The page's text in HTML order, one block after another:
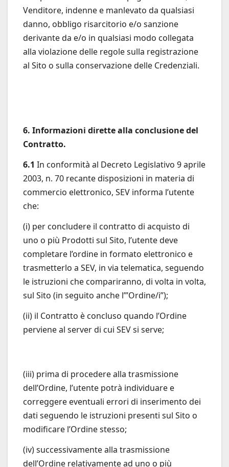
Venditore, indenne e manlevato da qualsiasi
danno, obbligo risarcitorio e/o sanzione
derivante da e/o in qualsiasi modo collegata
alla violazione delle regole sulla registrazione
al Sito o sulla conservazione delle Credenziali.
6. Informazioni dirette alla conclusione del
Contratto.
6.1 In conformità al Decreto Legislativo 9 aprile
2003, n. 70 recante disposizioni in materia di
commercio elettronico, SEV informa l’utente
che:
(i) per concludere il contratto di acquisto di
uno o più Prodotti sul Sito, l’utente deve
completare l’ordine in formato elettronico e
trasmetterlo a SEV, in via telematica, seguendo
le istruzioni che compariranno, di volta in volta,
sul Sito (in seguito anche l’”Ordine/i”);
(ii) il Contratto è concluso quando l’Ordine
perviene al server di cui SEV si serve;
(iii) prima di procedere alla trasmissione
dell’Ordine, l’utente potrà individuare e
correggere eventuali errori di inserimento dei
dati seguendo le istruzioni presenti sul Sito o
modificare l’Ordine stesso;
(iv) successivamente alla trasmissione
dell’Ordine relativamente ad uno o più